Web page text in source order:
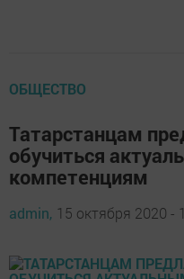
ОБЩЕСТВО
Татарстанцам
обучиться
компетенциям
admin, 15 октября 2020 -